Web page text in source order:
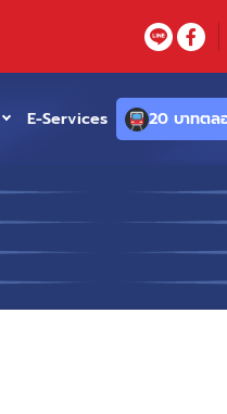
E-Services 20 บาทตล